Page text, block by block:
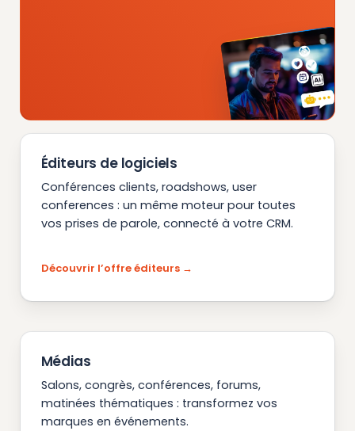
Éditeurs de logiciels
Conférences clients, roadshows, user
conferences : un même moteur pour toutes
vos prises de parole, connecté à votre CRM.
Découvrir l’offre éditeurs
Médias
Salons, congrès, conférences, forums,
matinées thématiques : transformez vos
marques en événements.